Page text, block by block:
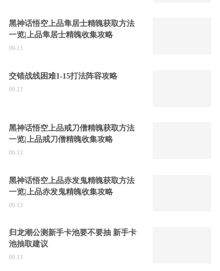
黑神话悟空上品隼居士精魄获取方法
一览|上品隼居士精魄收集攻略
09-13
交错战线困难1-15打法阵容攻略
09-13
黑神话悟空上品戒刀僧精魄获取方法
一览|上品戒刀僧精魄收集攻略
09-13
黑神话悟空上品赤发鬼精魄获取方法
一览|上品赤发鬼精魄收集攻略
09-13
归龙潮公测新手卡池要不要抽 新手卡
池抽取建议
09-13